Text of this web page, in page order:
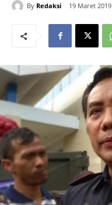
By Redaksi 19 Maret 2019